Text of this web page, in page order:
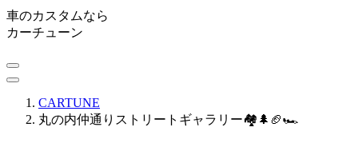
車のカスタムなら
カーチューン
CARTUNE
丸の内仲通りストリートギャラリー🏘️🌲🏈🏎️